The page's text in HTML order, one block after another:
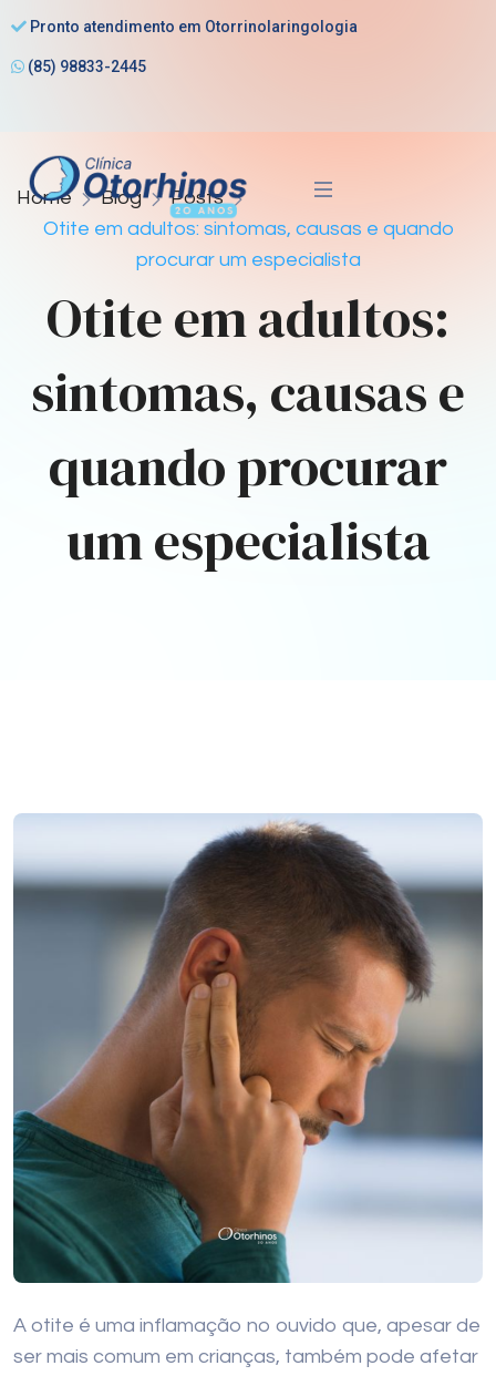
Pronto atendimento em Otorrinolaringologia
(85) 98833-2445
Home Blog
Posts
Otite em adultos: sintomas, causas e quando
procurar um especialista
Otite em adultos:
sintomas, causas e
quando procurar
um especialista
A otite é uma inflamação no ouvido que, apesar de
ser mais comum em crianças, também pode afetar